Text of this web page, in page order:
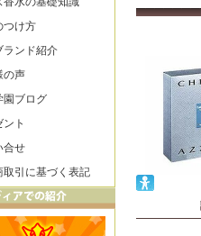
つけ方
ランド紹介
の声
園ブログ
ント
合せ
取引に基づく表記